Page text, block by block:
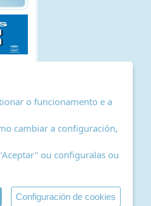
o funcionamento e a
cambiar a configuración,
ou configuralas ou
Configuración de cookies